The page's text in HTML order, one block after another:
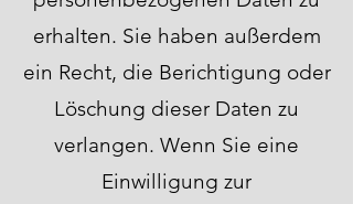
erhalten. Sie haben außerdem
ein Recht, die Berichtigung oder
Löschung dieser Daten zu
verlangen. Wenn Sie eine
Einwilligung zur